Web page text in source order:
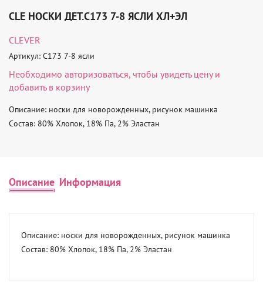
CLE НОСКИ ДЕТ.С173 7-8 ЯСЛИ ХЛ+ЭЛ
CLEVER
Артикул: С173 7-8 ясли
Необходимо авторизоваться, чтобы увидеть цену и
добавить в корзину
Описание: носки для новорожденных, рисунок машинка
Состав: 80% Хлопок, 18% Па, 2% Эластан
Описание Информация
Описание: носки для новорожденных, рисунок машинка
Состав: 80% Хлопок, 18% Па, 2% Эластан